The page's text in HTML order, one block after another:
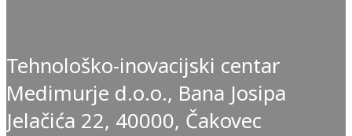
Tehnološko-inovacijski centar
Medimurje d.o.o., Bana Josipa
Jelačića 22, 40000, Čakovec